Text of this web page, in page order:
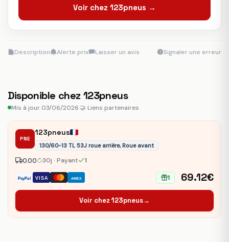
Voir chez 123pneus →
Description Alerte prix Laisser un avis Signaler une erreur
Disponible chez 123pneus
Mis à jour 03/06/2026🤝 Liens partenaires
PNE
123pneus
130/60-13 TL 53J roue arrière, Roue avant
PayPal VISA AMEX
0.00 30j · Payant 1
1 69.12€
Voir chez 123pneus→